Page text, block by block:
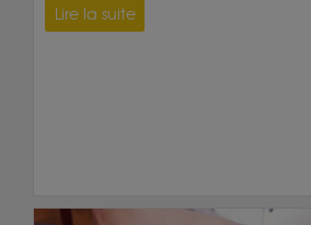
Lire la suite